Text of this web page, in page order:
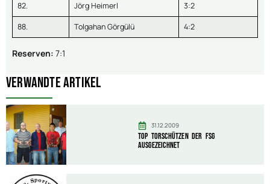
82. Jörg Heimerl 3:2
88. Tolgahan Görgülü 4:2
Reserven: 7:1
Verwandte Artikel
31.12.2009
Top Torschützen der FSG
ausgezeichnet